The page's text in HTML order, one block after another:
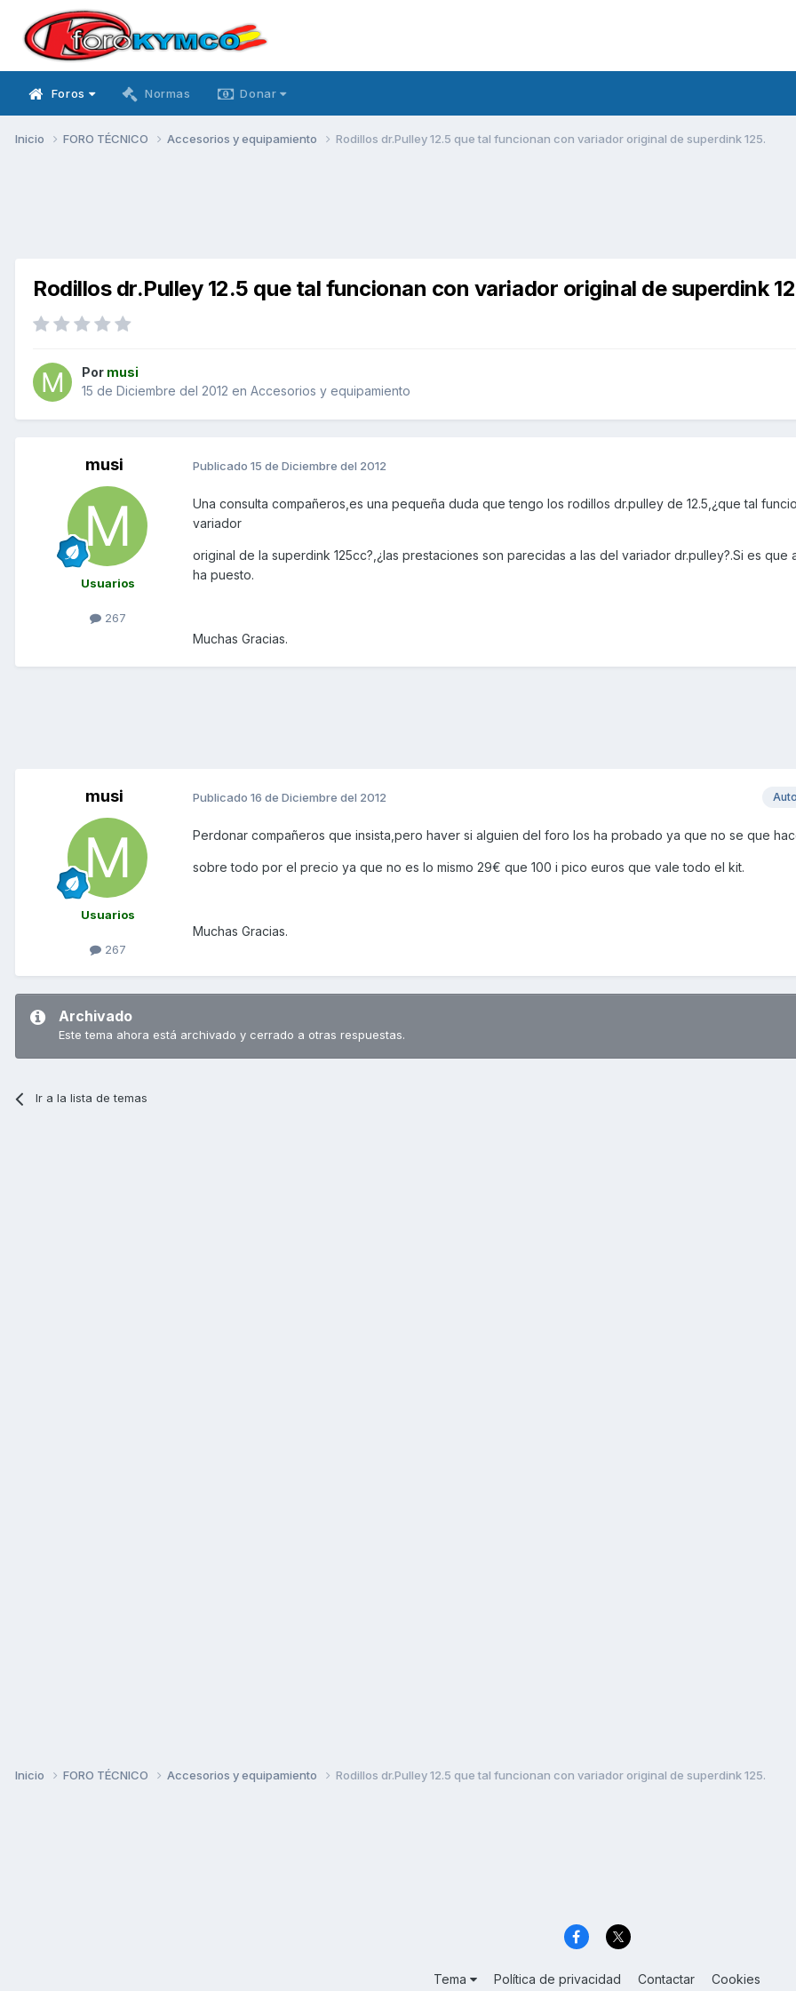
Foros Normas Donar
Inicio FORO TÉCNICO Accesorios y equipamiento Rodillos dr.Pulley 12.5 que tal funcionan con variador original de superdink 125.
Rodillos dr.Pulley 12.5 que tal funcionan con variador original de superdink
Por musi
15 de Diciembre del 2012 en Accesorios y equipamiento
musi
Usuarios
267
Publicado 15 de Diciembre del 2012
Una consulta compañeros,es una pequeña duda que tengo los rodillos dr.pulley de 12.5,¿que tal
variador
original de la superdink 125cc?,¿las prestaciones son parecidas a las del variador dr.pulley?.Si es que
ha puesto.
Muchas Gracias.
musi
Usuarios
267
Publicado 16 de Diciembre del 2012
Perdonar compañeros que insista,pero haver si alguien del foro los ha probado ya que no se que
sobre todo por el precio ya que no es lo mismo 29€ que 100 i pico euros que vale todo el kit.
Muchas Gracias.
Archivado
Este tema ahora está archivado y cerrado a otras respuestas.
Ir a la lista de temas
Inicio FORO TÉCNICO Accesorios y equipamiento Rodillos dr.Pulley 12.5 que tal funcionan con variador original de superdink 125.
Tema Política de privacidad Contactar Cookies